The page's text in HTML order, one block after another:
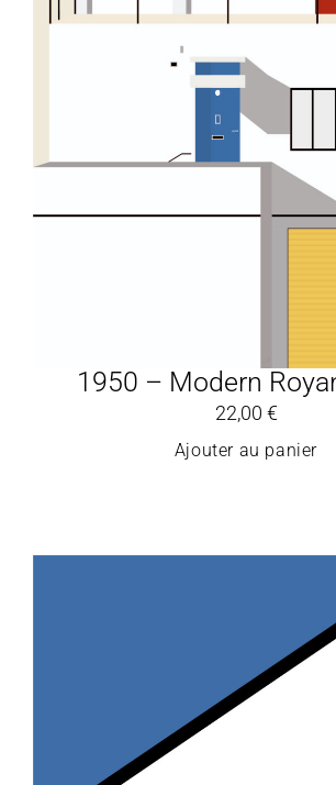
1950 – Modern
22,00 €
Ajouter au panier